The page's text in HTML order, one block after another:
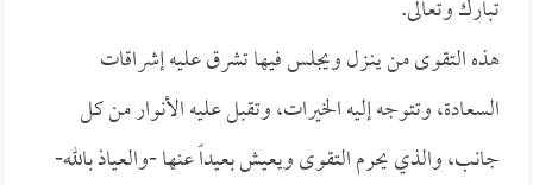
تبارك وتعالى.
هذه التقوى من ينـزل ويجلس فيها تشرق عليه إشراقات
السعادة، وتتوجه إليه الخيرات، وتقبل عليه الأنوار من كل
جانب، والذي يحرم التقوى ويعيش بعيداً عنها -والعياذ بالله-